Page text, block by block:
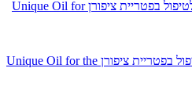
Aroma Medic Cleanail שמן לטיפול בפטריית ציפורן Unique Oil for the